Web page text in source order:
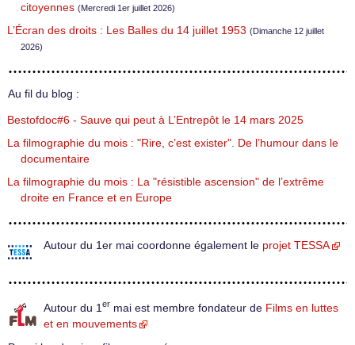
citoyennes (Mercredi 1er juillet 2026)
L’Écran des droits : Les Balles du 14 juillet 1953 (Dimanche 12 juillet
2026)
Au fil du blog :
Bestofdoc#6 - Sauve qui peut à L’Entrepôt le 14 mars 2025
La filmographie du mois : "Rire, c’est exister". De l’humour dans le
documentaire
La filmographie du mois : La "résistible ascension" de l’extrême
droite en France et en Europe
Autour du 1er mai coordonne également le projet TESSA
Autour du 1 er mai est membre fondateur de Films en luttes
et en mouvements